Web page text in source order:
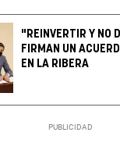
"REINVERTIR Y NO
FIRMAN UN
EN LA RIBERA